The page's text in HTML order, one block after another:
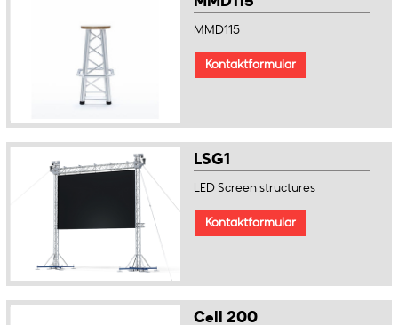
MMD115
Kontaktformular
LSG1
LED Screen structures
Kontaktformular
Cell 200